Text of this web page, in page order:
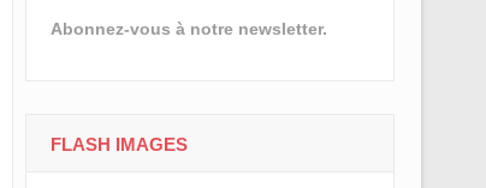
Abonnez-vous à notre newsletter.
FLASH IMAGES